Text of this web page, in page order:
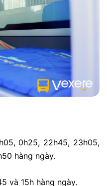
0h25, 22h45, 23h05,
hàng ngày.
và 15h hàng ngày.